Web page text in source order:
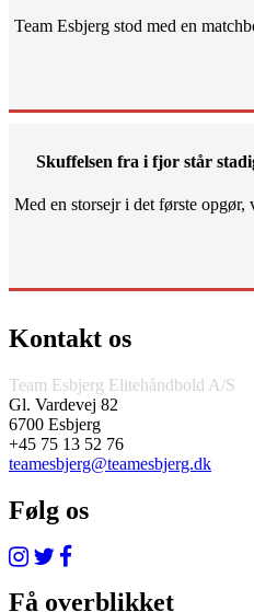
Team Esbjerg stod med en
Skuffelsen fra i fjor står
Med en storsejr i det første
Kontakt os
Team Esbjerg Elitehåndbold A/S
Gl. Vardevej 82
6700 Esbjerg
+45 75 13 52 76
teamesbjerg@teamesbjerg.dk
Følg os
Få overblikket